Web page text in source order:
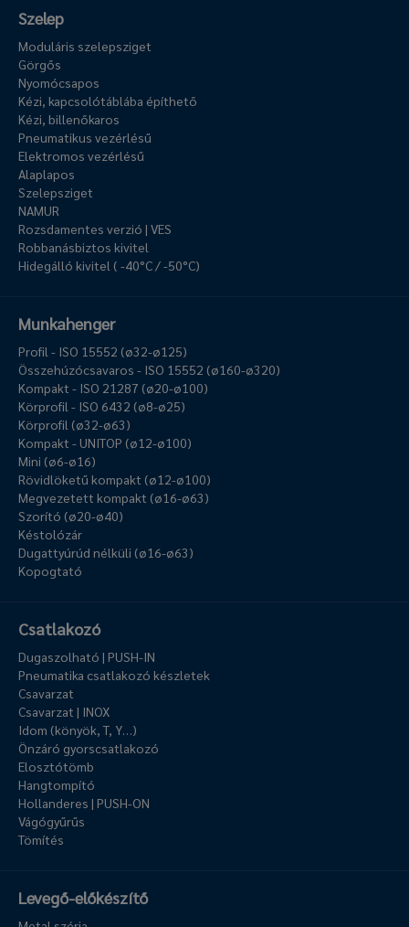
Szelep
Moduláris szelepsziget
Görgős
Nyomócsapos
Kézi, kapcsolótáblába építhető
Kézi, billenőkaros
Pneumatikus vezérlésű
Elektromos vezérlésű
Alaplapos
Szelepsziget
NAMUR
Rozsdamentes verzió | VES
Robbanásbiztos kivitel
Hidegálló kivitel ( -40°C / -50°C)
Munkahenger
Profil - ISO 15552 (ø32-ø125)
Összehúzócsavaros - ISO 15552 (ø160-ø320)
Kompakt - ISO 21287 (ø20-ø100)
Körprofil - ISO 6432 (ø8-ø25)
Körprofil (ø32-ø63)
Kompakt - UNITOP (ø12-ø100)
Mini (ø6-ø16)
Rövidlöketű kompakt (ø12-ø100)
Megvezetett kompakt (ø16-ø63)
Szorító (ø20-ø40)
Késtolózár
Dugattyúrúd nélküli (ø16-ø63)
Kopogtató
Csatlakozó
Dugaszolható | PUSH-IN
Pneumatika csatlakozó készletek
Csavarzat
Csavarzat | INOX
Idom (könyök, T, Y…)
Önzáró gyorscsatlakozó
Elosztótömb
Hangtompító
Hollanderes | PUSH-ON
Vágógyűrűs
Tömítés
Levegő-előkészítő